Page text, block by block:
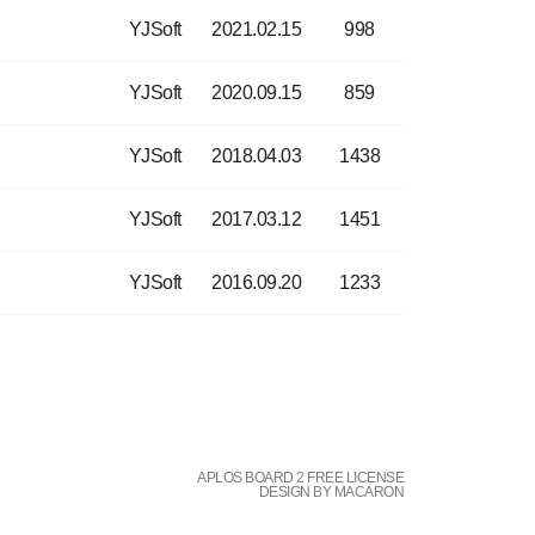
YJSoft 2021.02.15 998
YJSoft 2020.09.15 859
YJSoft 2018.04.03 1438
YJSoft 2017.03.12 1451
YJSoft 2016.09.20 1233
APLOS BOARD 2 FREE LICENSE
DESIGN BY MACARON